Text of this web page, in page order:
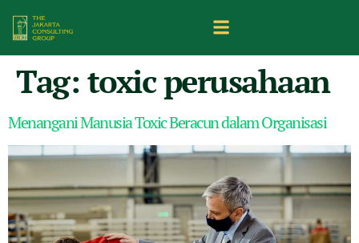
Tag: toxic perusahaan
Menangani Manusia Toxic Beracun dalam Organisasi